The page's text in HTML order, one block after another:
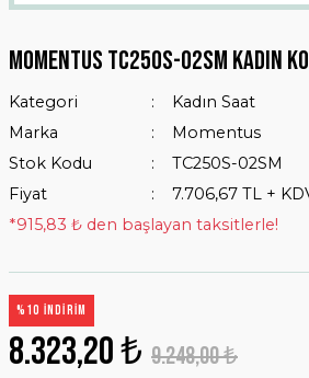
MOMENTUS TC250S-02SM KADIN
Kategori
Kadın Saat
Marka
Momentus
Stok Kodu
TC250S-02SM
Fiyat
7.706,67 TL +
*915,83 ₺ den başlayan taksitlerle!
%10 İNDİRİM
8.323,20 ₺ 9.248,00 ₺